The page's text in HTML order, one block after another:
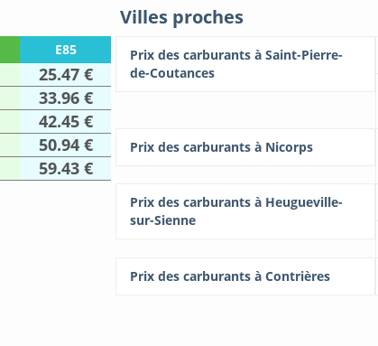
E85
25.47 €
33.96 €
42.45 €
50.94 €
59.43 €
Villes proches
Prix des carburants à Saint-Pierre-
de-Coutances
Prix des carburants à Nicorps
Prix des carburants à Heugueville-
sur-Sienne
Prix des carburants à Contrières